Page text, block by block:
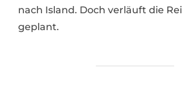
nach Island. Doch verläuft die
geplant.